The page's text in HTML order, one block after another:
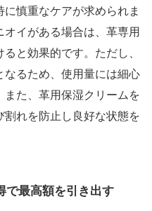
慎重なケアが求められま
イがある場合は、革専用
と効果的です。ただし、
るため、使用量には細心
た、革用保湿クリームを
れを防止し良好な状態を
で最高額を引き出す